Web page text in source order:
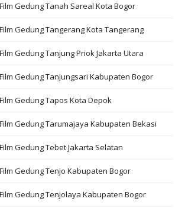
Gedung Tanah Sareal Kota Bogor
Gedung Tangerang Kota Tangerang
Gedung Tanjung Priok Jakarta Utara
Gedung Tanjungsari Kabupaten Bogor
Gedung Tapos Kota Depok
Gedung Tarumajaya Kabupaten Bekasi
Gedung Tebet Jakarta Selatan
Gedung Tenjo Kabupaten Bogor
Gedung Tenjolaya Kabupaten Bogor